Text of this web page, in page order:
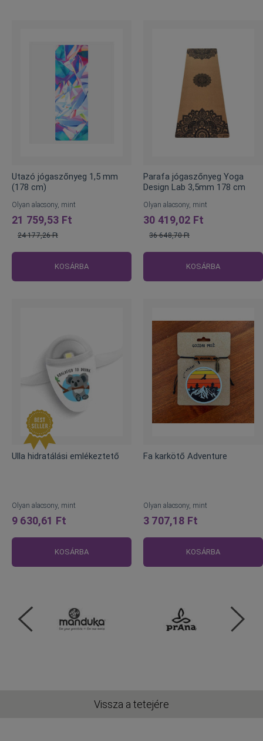
Utazó jógaszőnyeg 1,5 mm
(178 cm)
Olyan alacsony, mint
21 759,53 Ft
24 177,26 Ft
KOSÁRBA
Parafa jógaszőnyeg Yoga
Design Lab 3,5mm 178 cm
Olyan alacsony, mint
30 419,02 Ft
36 648,70 Ft
KOSÁRBA
Ulla hidratálási emlékeztető
Olyan alacsony, mint
9 630,61 Ft
KOSÁRBA
Fa karkötő Adventure
Olyan alacsony, mint
3 707,18 Ft
KOSÁRBA
Vissza a tetejére